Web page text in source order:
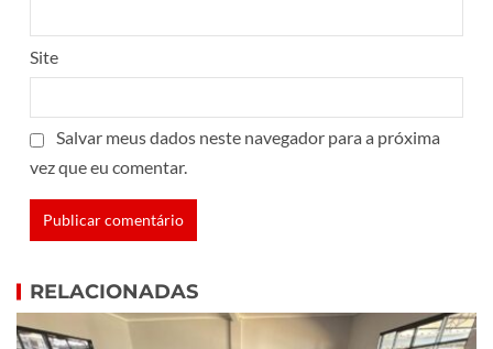
Site
Salvar meus dados neste navegador para a próxima
vez que eu comentar.
RELACIONADAS